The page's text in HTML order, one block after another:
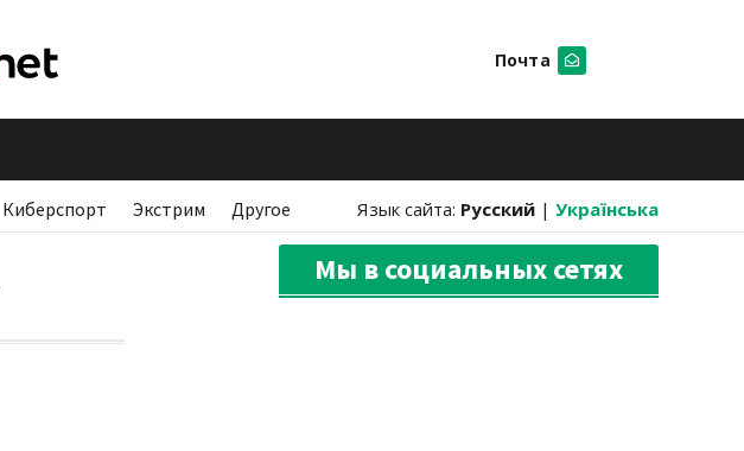
Почта
Киберспорт Экстрим Другое Язык сайта: Русский | Українська
Мы в социальных сетях